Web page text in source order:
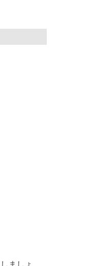
ましょ